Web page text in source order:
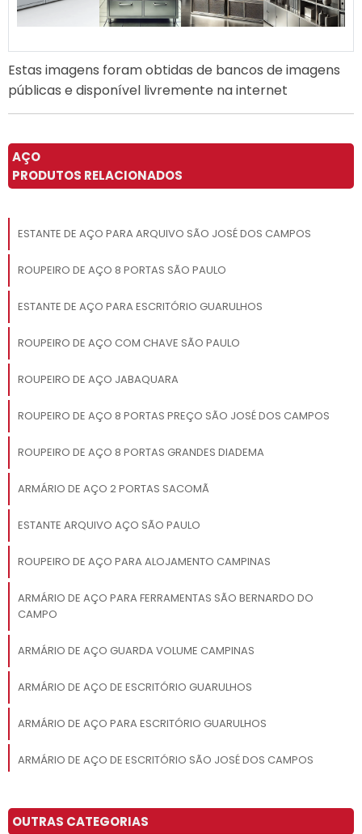
Estas imagens foram obtidas de bancos de imagens
públicas e disponível livremente na internet
AÇO
PRODUTOS RELACIONADOS
ESTANTE DE AÇO PARA ARQUIVO SÃO JOSÉ DOS CAMPOS
ROUPEIRO DE AÇO 8 PORTAS SÃO PAULO
ESTANTE DE AÇO PARA ESCRITÓRIO GUARULHOS
ROUPEIRO DE AÇO COM CHAVE SÃO PAULO
ROUPEIRO DE AÇO JABAQUARA
ROUPEIRO DE AÇO 8 PORTAS PREÇO SÃO JOSÉ DOS CAMPOS
ROUPEIRO DE AÇO 8 PORTAS GRANDES DIADEMA
ARMÁRIO DE AÇO 2 PORTAS SACOMÃ
ESTANTE ARQUIVO AÇO SÃO PAULO
ROUPEIRO DE AÇO PARA ALOJAMENTO CAMPINAS
ARMÁRIO DE AÇO PARA FERRAMENTAS SÃO BERNARDO DO
CAMPO
ARMÁRIO DE AÇO GUARDA VOLUME CAMPINAS
ARMÁRIO DE AÇO DE ESCRITÓRIO GUARULHOS
ARMÁRIO DE AÇO PARA ESCRITÓRIO GUARULHOS
ARMÁRIO DE AÇO DE ESCRITÓRIO SÃO JOSÉ DOS CAMPOS
OUTRAS CATEGORIAS